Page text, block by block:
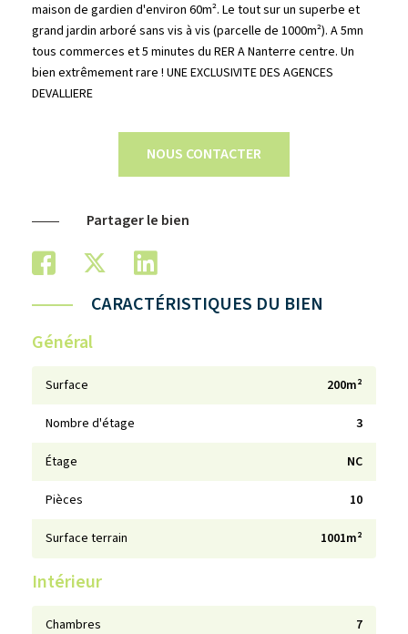
maison de gardien d'environ 60m². Le tout sur un superbe et
grand jardin arboré sans vis à vis (parcelle de 1000m²). A 5mn
tous commerces et 5 minutes du RER A Nanterre centre. Un
bien extrêmement rare ! UNE EXCLUSIVITE DES AGENCES
DEVALLIERE
NOUS CONTACTER
Partager le bien
CARACTÉRISTIQUES DU BIEN
Général
Surface 200m²
Nombre d'étage 3
Étage NC
Pièces 10
Surface terrain 1001m²
Intérieur
Chambres 7